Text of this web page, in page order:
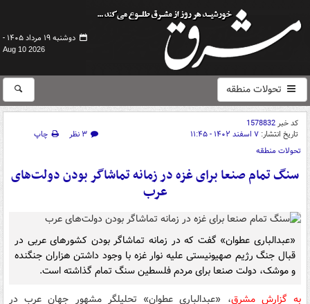
دوشنبه ۱۹ مرداد ۱۴۰۵ -
Aug 10 2026
تحولات منطقه
کد خبر1578832
تاریخ انتشار: ۷ اسفند ۱۴۰۲ - ۱۱:۴۵ ۳ نظر
چاپ
تحولات منطقه
سنگ تمام صنعا برای غزه در زمانه تماشاگر بودن دولت‌های
عرب
«عبدالباری عطوان» گفت که در زمانه تماشاگر بودن کشورهای عربی در
قبال جنگ رژیم صهیونیستی علیه نوار غزه با وجود داشتن هزاران جنگنده
و موشک، دولت صنعا برای مردم فلسطین سنگ تمام گذاشته است.
به گزارش مشرق، «عبدالباری عطوان» تحلیلگر مشهور جهان عرب در